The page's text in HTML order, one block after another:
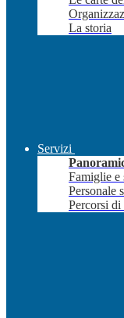
La storia
Servizi
Famiglie e
Personale
Percorsi di